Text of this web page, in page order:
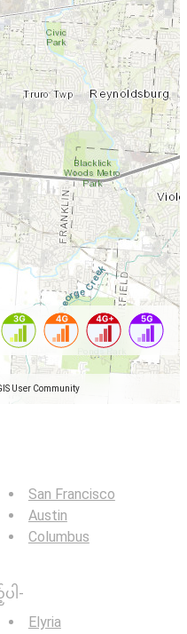
User Community
San Francisco
Austin
Columbus
ါ-
Elyria